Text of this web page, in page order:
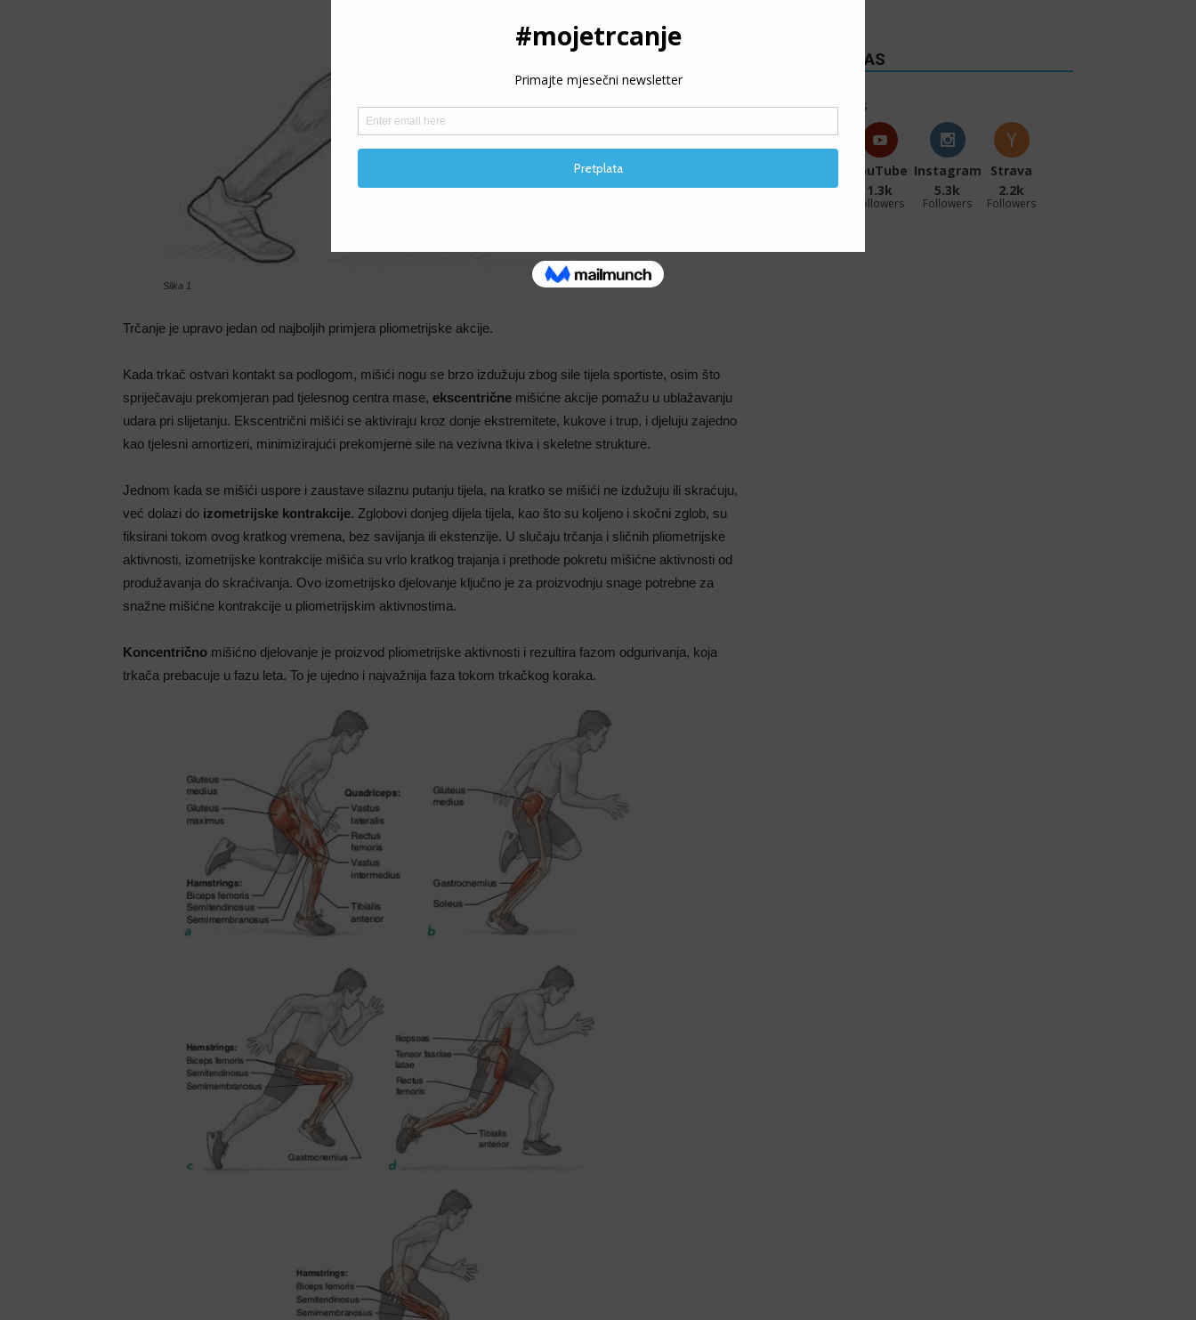
Slika 1
Trčanje je upravo jedan od najboljih primjera pliometrijske akcije.
Kada trkač ostvari kontakt sa podlogom, mišići nogu se brzo izdužuju zbog sile tijela sportiste, osim što
spriječavaju prekomjeran pad tjelesnog centra mase, ekscentrične mišićne akcije pomažu u ublažavanju
udara pri slijetanju. Ekscentrični mišići se aktiviraju kroz donje ekstremitete, kukove i trup, i djeluju zajedno
kao tjelesni amortizeri, minimizirajući prekomjerne sile na vezivna tkiva i skeletne strukture.
Jednom kada se mišići uspore i zaustave silaznu putanju tijela, na kratko se mišići ne izdužuju ili skraćuju,
već dolazi do izometrijske kontrakcije. Zglobovi donjeg dijela tijela, kao što su koljeno i skočni zglob, su
fiksirani tokom ovog kratkog vremena, bez savijanja ili ekstenzije. U slučaju trčanja i sličnih pliometrijske
aktivnosti, izometrijske kontrakcije mišića su vrlo kratkog trajanja i prethode pokretu mišićne aktivnosti od
produžavanja do skraćivanja. Ovo izometrijsko djelovanje ključno je za proizvodnju snage potrebne za
snažne mišićne kontrakcije u pliometrijskim aktivnostima.
Koncentrično mišićno djelovanje je proizvod pliometrijske aktivnosti i rezultira fazom odgurivanja, koja
trkača prebacuje u fazu leta. To je ujedno i najvažnija faza tokom trkačkog koraka.
PRATITE NAS
36k Follows
27.1k
YouTube
1.3k
Followers
Instagram
5.3k
Followers
Strava
2.2k
Followers